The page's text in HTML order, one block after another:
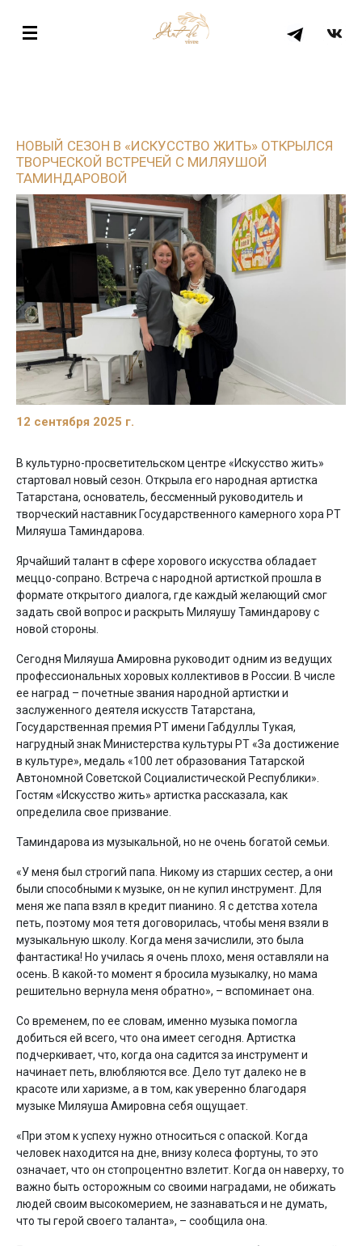
НОВЫЙ СЕЗОН В «ИСКУССТВО ЖИТЬ» ОТКРЫЛСЯ
ТВОРЧЕСКОЙ ВСТРЕЧЕЙ С МИЛЯУШОЙ
ТАМИНДАРОВОЙ
12 сентября 2025 г.
В культурно-просветительском центре «Искусство жить»
стартовал новый сезон. Открыла его народная артистка
Татарстана, основатель, бессменный руководитель и
творческий наставник Государственного камерного хора РТ
Миляуша Таминдарова.
Ярчайший талант в сфере хорового искусства обладает
меццо-сопрано. Встреча с народной артисткой прошла в
формате открытого диалога, где каждый желающий смог
задать свой вопрос и раскрыть Миляушу Таминдарову с
новой стороны.
Сегодня Миляуша Амировна руководит одним из ведущих
профессиональных хоровых коллективов в России. В числе
ее наград – почетные звания народной артистки и
заслуженного деятеля искусств Татарстана,
Государственная премия РТ имени Габдуллы Тукая,
нагрудный знак Министерства культуры РТ «За достижение
в культуре», медаль «100 лет образования Татарской
Автономной Советской Социалистической Республики».
Гостям «Искусство жить» артистка рассказала, как
определила свое призвание.
Таминдарова из музыкальной, но не очень богатой семьи.
«У меня был строгий папа. Никому из старших сестер, а они
были способными к музыке, он не купил инструмент. Для
меня же папа взял в кредит пианино. Я с детства хотела
петь, поэтому моя тетя договорилась, чтобы меня взяли в
музыкальную школу. Когда меня зачислили, это была
фантастика! Но училась я очень плохо, меня оставляли на
осень. В какой-то момент я бросила музыкалку, но мама
решительно вернула меня обратно», – вспоминает она.
Со временем, по ее словам, именно музыка помогла
добиться ей всего, что она имеет сегодня. Артистка
подчеркивает, что, когда она садится за инструмент и
начинает петь, влюбляются все. Дело тут далеко не в
красоте или харизме, а в том, как уверенно благодаря
музыке Миляуша Амировна себя ощущает.
«При этом к успеху нужно относиться с опаской. Когда
человек находится на дне, внизу колеса фортуны, то это
означает, что он стопроцентно взлетит. Когда он наверху, то
важно быть осторожным со своими наградами, не обижать
людей своим высокомерием, не зазнаваться и не думать,
что ты герой своего таланта», – сообщила она.